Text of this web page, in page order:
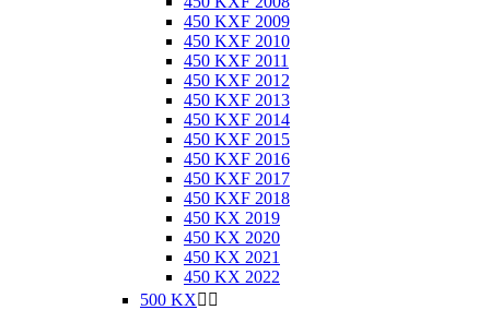
450 KXF 2009
450 KXF 2010
450 KXF 2011
450 KXF 2012
450 KXF 2013
450 KXF 2014
450 KXF 2015
450 KXF 2016
450 KXF 2017
450 KXF 2018
450 KX 2019
450 KX 2020
450 KX 2021
450 KX 2022
500 KX 